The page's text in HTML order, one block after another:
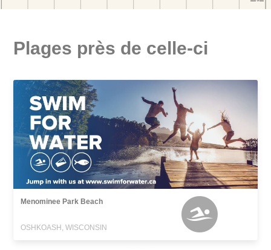
Plages près de celle-ci
Menominee Park Beach
OSHKOASH, WISCONSIN